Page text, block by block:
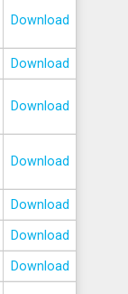
Download
Download
Download
Download
Download
Download
Download